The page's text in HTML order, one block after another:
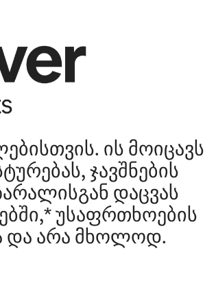
ის მოიცავს
ჯავშნების
დაცვას
უსაფრთხოების
და არა მხოლოდ.